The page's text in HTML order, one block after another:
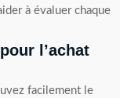
à évaluer chaque
l’achat
facilement le